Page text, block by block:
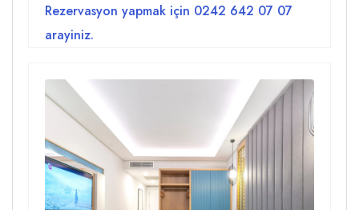
Rezervasyon yapmak için 0242 642 07 07
arayiniz.